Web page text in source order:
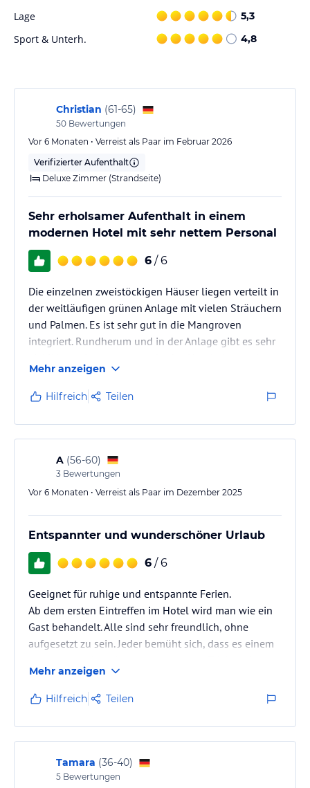
Lage 5,3
Sport & Unterh. 4,8
Christian (61-65)
50 Bewertungen
Vor 6 Monaten • Verreist als Paar im Februar 2026
Verifizierter Aufenthalt
Deluxe Zimmer (Strandseite)
Sehr erholsamer Aufenthalt in einem
modernen Hotel mit sehr nettem Personal
6 / 6
Die einzelnen zweistöckigen Häuser liegen verteilt in
der weitläufigen grünen Anlage mit vielen Sträuchern
und Palmen. Es ist sehr gut in die Mangroven
integriert. Rundherum und in der Anlage gibt es sehr
sauberen und modernen Eindruck. Schon beim
Ankommen beeindruckt die große Eingangshalle mit
der breiten Treppe.
Mehr anzeigen
Hilfreich Teilen
A (56-60)
3 Bewertungen
Vor 6 Monaten • Verreist als Paar im Dezember 2025
Entspannter und wunderschöner Urlaub
6 / 6
Geeignet für ruhige und entspannte Ferien.
Ab dem ersten Eintreffen im Hotel wird man wie ein
Gast behandelt. Alle sind sehr freundlich, ohne
aufgesetzt zu sein. Jeder bemüht sich, dass es einem
sich werfen zu müssen… Das Personal ist unglaublich
und auch wirklich dankbar, wenn man seine ehrliche
Meinung kund tut.
Kleine Problemchen, sofern sie auftreten (wir hatten
ein Zimmer mit Ausblick auf eine Baustelle), werden
immer im Sinne des Gastes mit einer…
Mehr anzeigen
Hilfreich Teilen
Tamara (36-40)
5 Bewertungen